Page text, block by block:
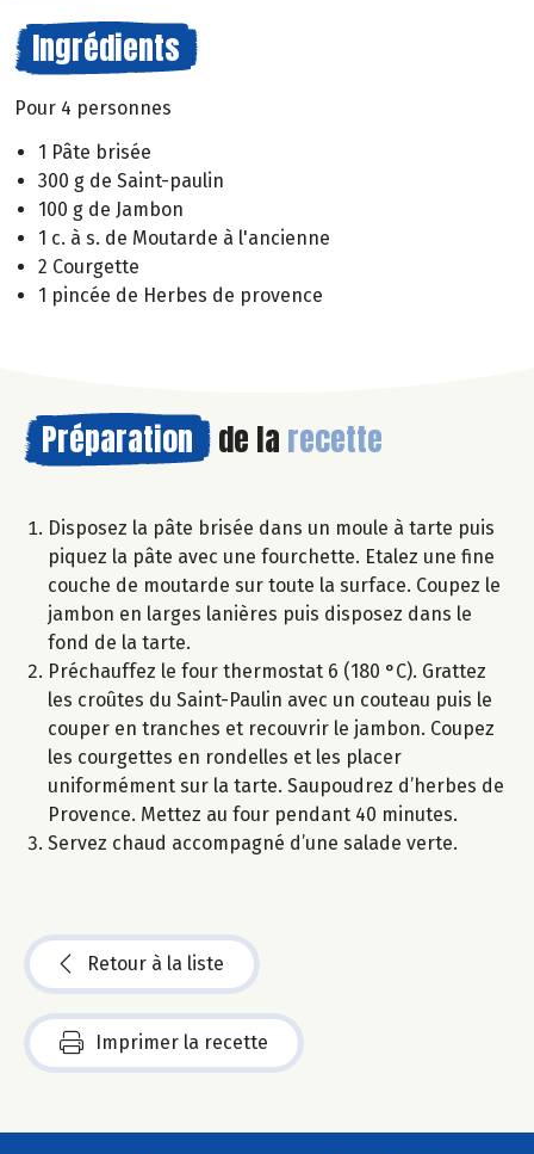
Ingrédients
Pour 4 personnes
1 Pâte brisée
300 g de Saint-paulin
100 g de Jambon
1 c. à s. de Moutarde à l'ancienne
2 Courgette
1 pincée de Herbes de provence
Préparation de la recette
Disposez la pâte brisée dans un moule à tarte puis
piquez la pâte avec une fourchette. Etalez une fine
couche de moutarde sur toute la surface. Coupez le
jambon en larges lanières puis disposez dans le
fond de la tarte.
Préchauffez le four thermostat 6 (180 °C). Grattez
les croûtes du Saint-Paulin avec un couteau puis le
couper en tranches et recouvrir le jambon. Coupez
les courgettes en rondelles et les placer
uniformément sur la tarte. Saupoudrez d’herbes de
Provence. Mettez au four pendant 40 minutes.
Servez chaud accompagné d’une salade verte.
Retour à la liste
Imprimer la recette